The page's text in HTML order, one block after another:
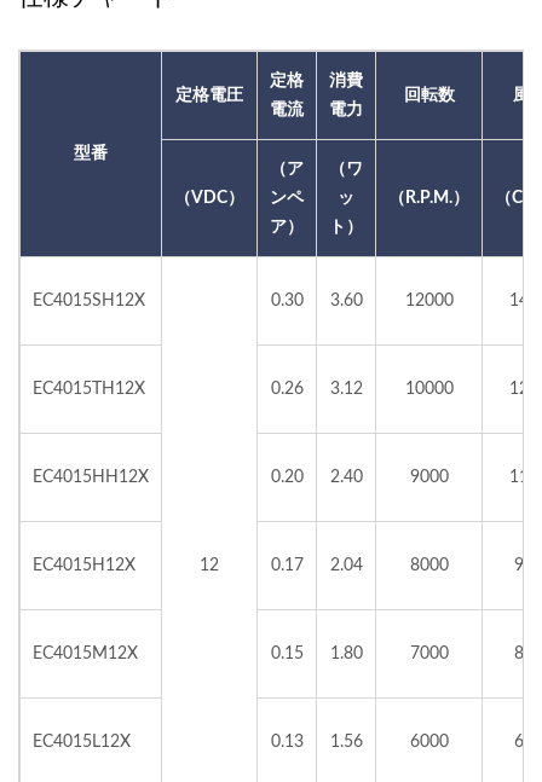
型番
定格電圧
定格
電流
消費
電力
回転数 風
（VDC）
（ア
ンペ
ア）
（ワ
ッ
ト）
（R.P.M.） （
EC4015SH12X
12
0.30 3.60 12000
EC4015TH12X 0.26 3.12 10000
EC4015HH12X 0.20 2.40 9000
EC4015H12X 0.17 2.04 8000
EC4015M12X 0.15 1.80 7000
EC4015L12X 0.13 1.56 6000